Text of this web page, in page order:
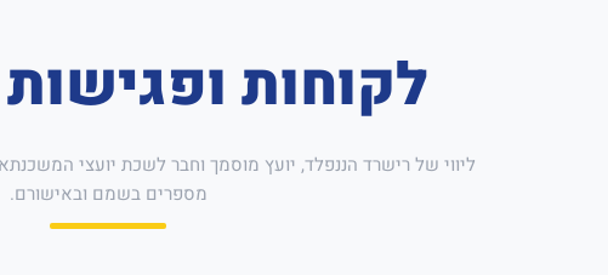
לקוחות
ליווי של רישרד הננפלד, יועץ מוסמך וחבר לשכת יועצי
מספרים בשמם ובאישורם.